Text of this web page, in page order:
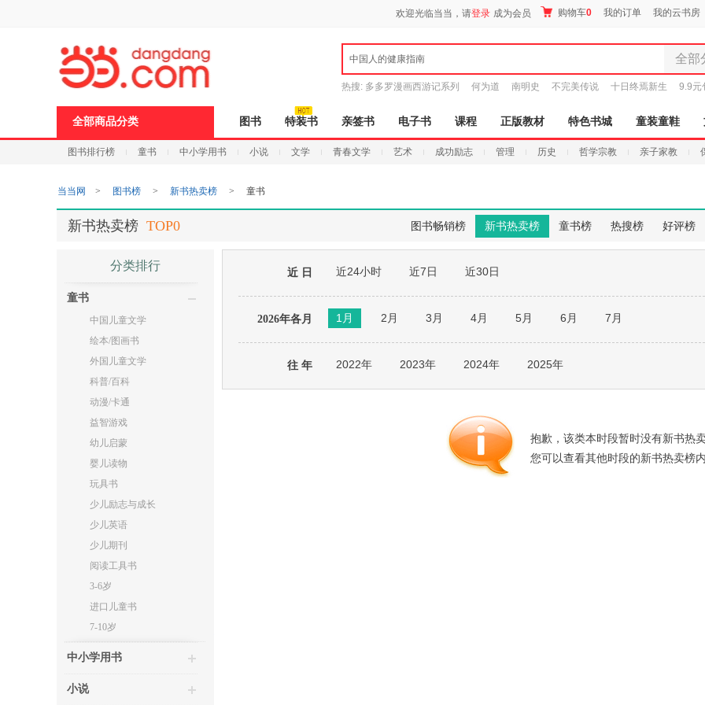
欢迎光临当当，请登录 成为会员 购物车0 我的订单 我的云书房
中国人的健康指南 全部
全部
图书
电子书
音像
玩具
孕婴
食品
手机
热搜: 多多罗漫画西游记系列 何为道 南明史 不完美传说 十日终焉新生 9.9元
全部商品分类 图书 特装书 亲签书 电子书 课程 正版教材 特色书城 童装童鞋
图书排行榜 童书 中小学用书 小说 文学 青春文学 艺术 成功励志 管理 历史 哲学宗教 亲子家教
页
当当网 > 图书榜 > 新书热卖榜 > 童书
图书畅销榜 新书热卖榜 童书榜 热搜榜 好评榜
新书热卖榜 TOP0
分类排行
童书
中国儿童文学
绘本/图画书
外国儿童文学
科普/百科
动漫/卡通
益智游戏
幼儿启蒙
婴儿读物
玩具书
少儿励志与成长
少儿英语
少儿期刊
阅读工具书
3-6岁
进口儿童书
7-10岁
中小学用书
小说
近 日 近24小时 近7日 近30日
2026年各月 1月 2月 3月 4月 5月 6月 7月
往 年 2022年 2023年 2024年 2025年
抱歉，该类本时段暂时没有新书热卖
您可以查看其他时段的新书热卖榜内